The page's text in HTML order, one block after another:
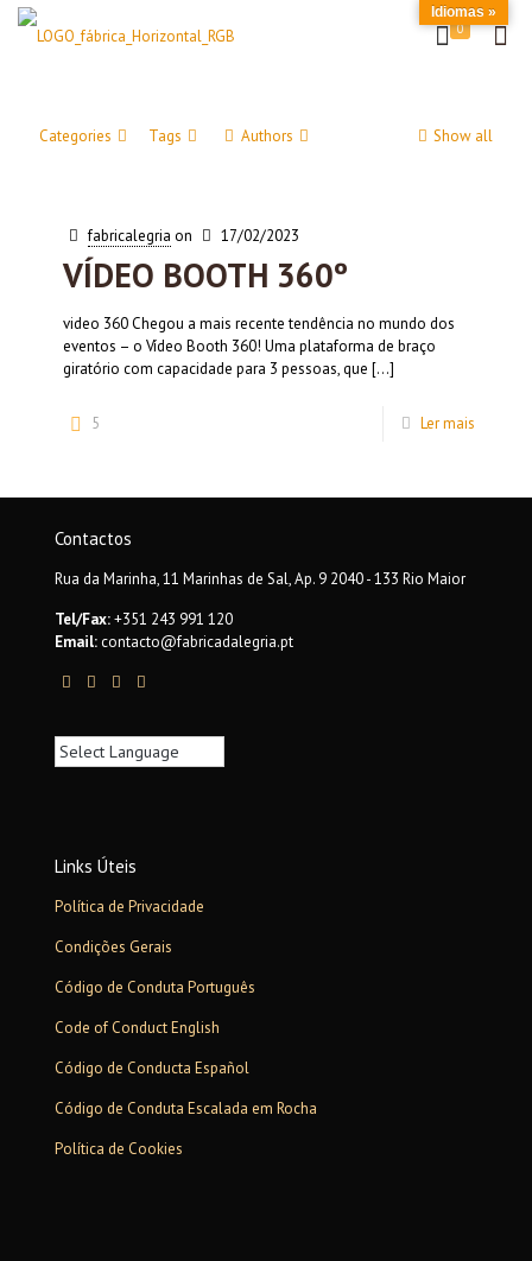
0
Categories Tags Authors Show all
fabricalegria on 17/02/2023
VÍDEO BOOTH 360º
video 360 Chegou a mais recente tendência no mundo dos
eventos – o Vídeo Booth 360! Uma plataforma de braço
giratório com capacidade para 3 pessoas, que […]
5 Ler mais
Contactos
Rua da Marinha, 11 Marinhas de Sal, Ap. 9 2040 - 133 Rio Maior
Tel/Fax:+351 243 991 120
Email:contacto@fabricadalegria.pt
Links Úteis
Política de Privacidade
Condições Gerais
Código de Conduta Português
Code of Conduct English
Código de Conducta Español
Código de Conduta Escalada em Rocha
Política de Cookies
Idiomas »